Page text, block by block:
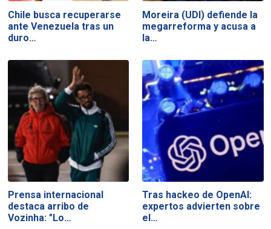
Chile busca recuperarse
ante Venezuela tras un
duro…
Moreira (UDI) defiende la
megarreforma y acusa a
la…
Prensa internacional
destaca arribo de
Vozinha: "Lo…
Tras hackeo de OpenAI:
expertos advierten sobre
el…